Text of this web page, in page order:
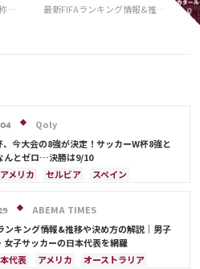
最新FIFAランキング情報&推移
Qoly
、今大会の8強が決定！サッカーW杯8強と
んとゼロ…決勝は9/10
アメリカ セルビア
スペイン
サウジアラビア
ド
オランダ ポルトガル モロッコ
ABEMA TIMES
ンキング情報&推移や決め方の解説｜男子
女子サッカーの日本代表を網羅
代表 アメリカ オーストラリア